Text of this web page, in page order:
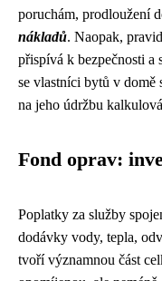
poruchám, prodloužení
nákladů. Naopak,
přispívá k bezpečnosti a
se vlastníci bytů v domě
na jeho údržbu
Fond oprav:
Poplatky za služby
dodávky vody, tepla,
tvoří významnou část